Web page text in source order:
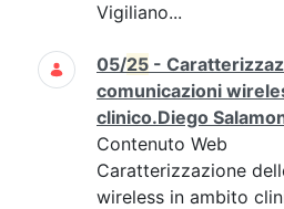
Vigiliano...
05/25 -
comunicazioni
clinico.Diego
Contenuto Web
Caratterizzazione
wireless in ambito